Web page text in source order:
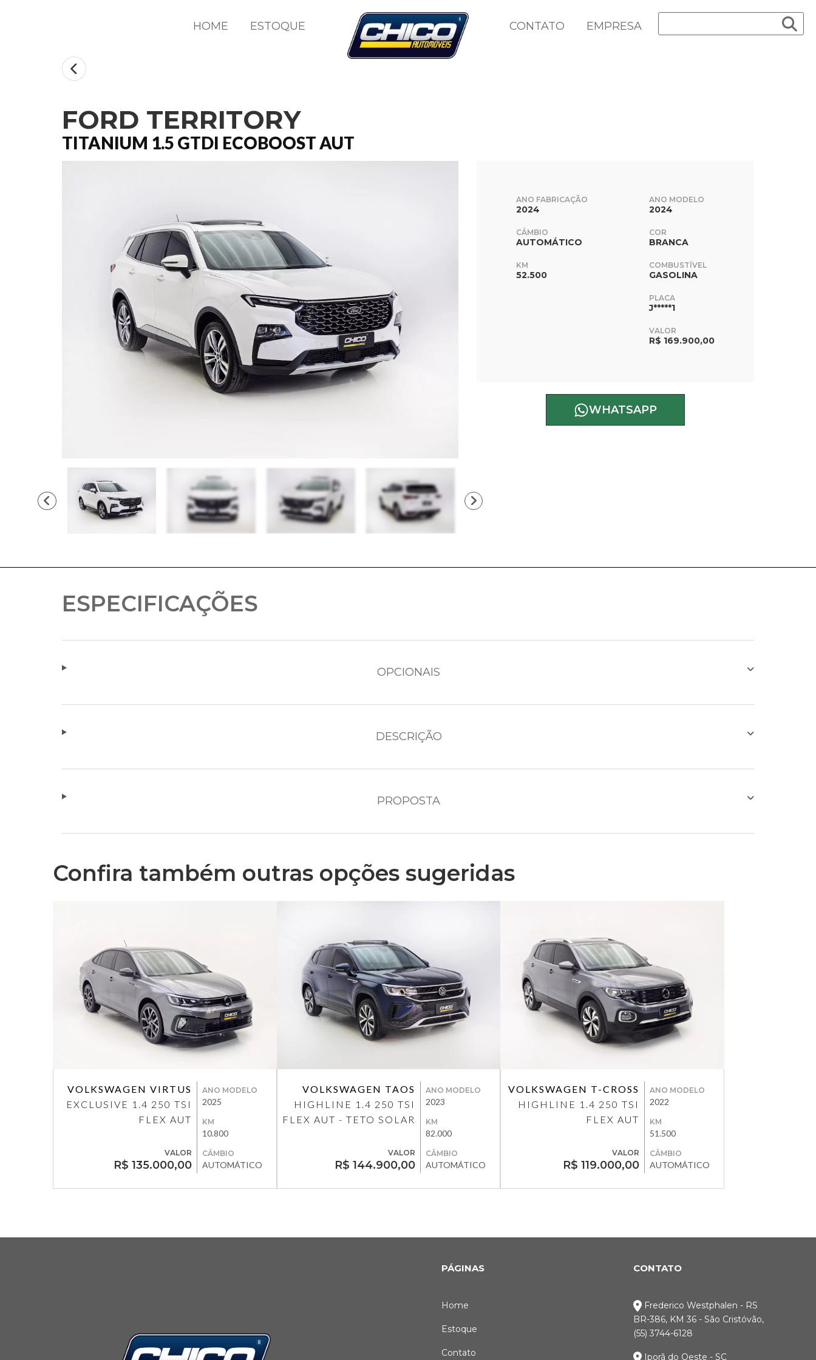
HOME ESTOQUE CONTATO EMPRESA
FORD TERRITORY
TITANIUM 1.5 GTDI ECOBOOST AUT
ANO FABRICAÇÃO
2024
CÂMBIO
AUTOMÁTICO
KM
52.500
ANO MODELO
2024
COR
BRANCA
COMBUSTÍVEL
GASOLINA
PLACA
J*****1
VALOR
R$ 169.900,00
WHATSAPP
ESPECIFICAÇÕES
OPCIONAIS
DESCRIÇÃO
PROPOSTA
Confira também outras opções sugeridas
VOLKSWAGEN VIRTUS
EXCLUSIVE 1.4 250 TSI
FLEX AUT
VALOR
R$ 135.000,00
ANO MODELO
2025
KM
10.800
CÂMBIO
AUTOMÁTICO
VOLKSWAGEN TAOS
HIGHLINE 1.4 250 TSI
FLEX AUT - TETO SOLAR
VALOR
R$ 144.900,00
ANO MODELO
2023
KM
82.000
CÂMBIO
AUTOMÁTICO
VOLKSWAGEN T-CROSS
HIGHLINE 1.4 250 TSI
FLEX AUT
VALOR
R$ 119.000,00
ANO MODELO
2022
KM
51.500
CÂMBIO
AUTOMÁTICO
PÁGINAS
Home
Estoque
Contato
CONTATO
Frederico Westphalen - RS
BR-386, KM 36 - São Cristóvão,
(55) 3744-6128
Iporã do Oeste - SC